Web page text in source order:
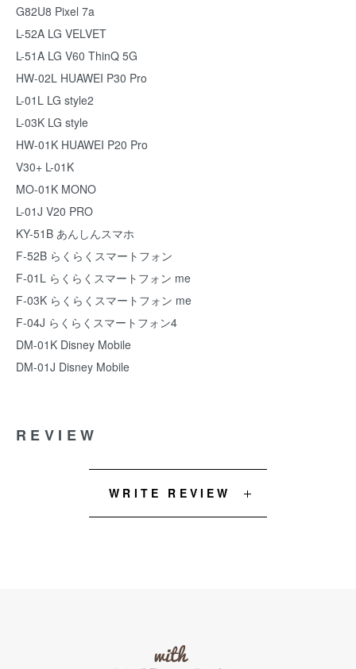
G82U8 Pixel 7a
L-52A LG VELVET
L-51A LG V60 ThinQ 5G
HW-02L HUAWEI P30 Pro
L-01L LG style2
L-03K LG style
HW-01K HUAWEI P20 Pro
V30+ L-01K
MO-01K MONO
L-01J V20 PRO
KY-51B あんしんスマホ
F-52B らくらくスマートフォン
F-01L らくらくスマートフォン me
F-03K らくらくスマートフォン me
F-04J らくらくスマートフォン4
DM-01K Disney Mobile
DM-01J Disney Mobile
REVIEW
WRITE REVIEW